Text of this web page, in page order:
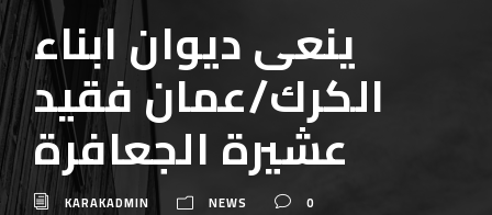
ينعى ديوان ابناء
الكرك/عمان فقيد
عشيرة الجعافرة
KARAKADMIN NEWS 0